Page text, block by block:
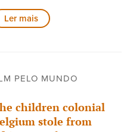
Ler mais
PELO MUNDO
children colonial
stole from